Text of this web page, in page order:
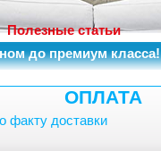
Полезные статьи
до премиум класса!
ОПЛАТА
факту доставки